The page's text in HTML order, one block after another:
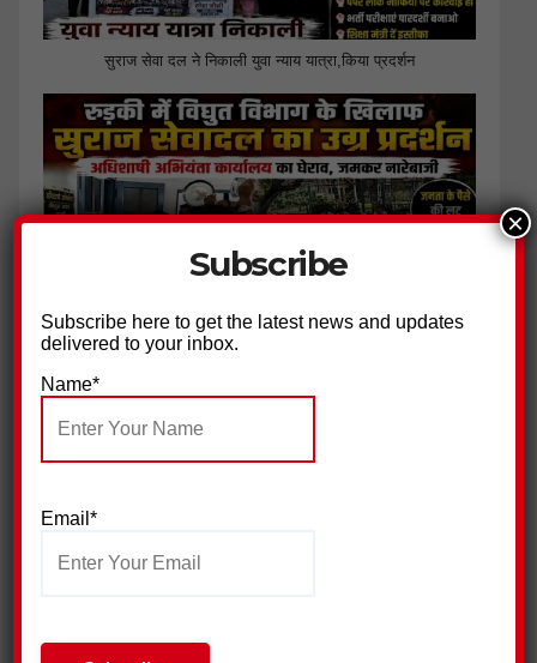
सुराज सेवा दल ने निकाली युवा न्याय यात्रा,किया प्रदर्शन
बिजली विभाग के खिलाफ सुराज सेवादल का हल्ला बोल
Subscribe
Subscribe here to get the latest news and updates
delivered to your inbox.
Name*
Email*
×